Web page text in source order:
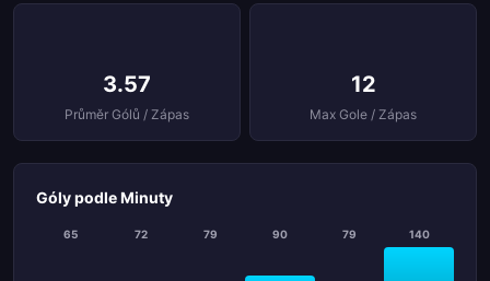
3.57
Průměr Gólů / Zápas
12
Max Gole / Zápas
Góly podle Minuty
65 72 79 90 79 140